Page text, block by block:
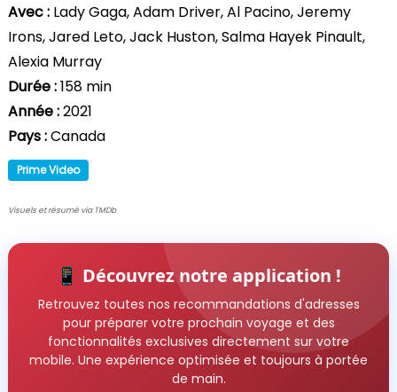
Avec : Lady Gaga, Adam Driver, Al Pacino, Jeremy
Irons, Jared Leto, Jack Huston, Salma Hayek Pinault,
Alexia Murray
Durée :158 min
Année :2021
Pays :Canada
Prime Video
Visuels et résumé via TMDb
📱 Découvrez notre application !
Retrouvez toutes nos recommandations d'adresses
pour préparer votre prochain voyage et des
fonctionnalités exclusives directement sur votre
mobile. Une expérience optimisée et toujours à portée
de main.